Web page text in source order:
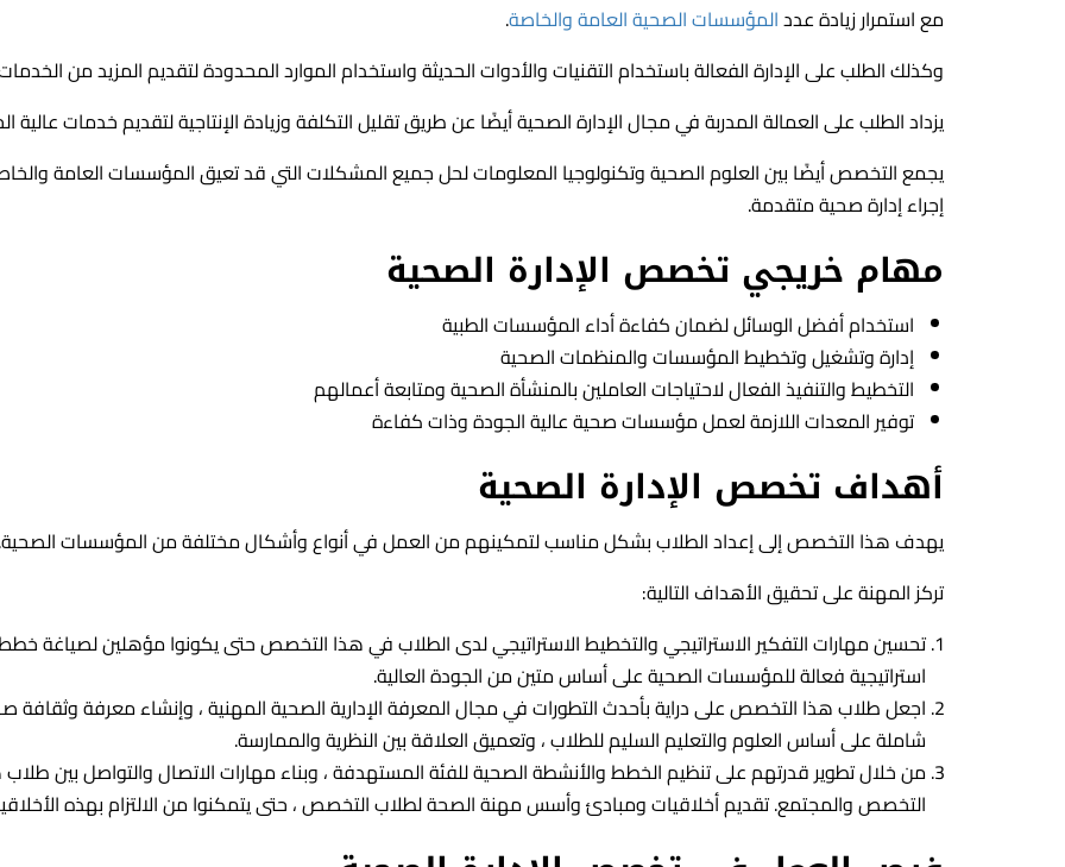
مع استمرار زيادة عددالمؤسسات الصحية العامة والخاصة.
وكذلك الطلب على الإدارة الفعالة باستخدام التقنيات والأدوات الحديثة واستخدام الموارد المحدودة لتقديم المزيد من
يزداد الطلب على العمالة المدربة في مجال الإدارة الصحية أيضًا عن طريق تقليل التكلفة وزيادة الإنتاجية لتقديم خدمات عالية
يجمع التخصص أيضًا بين العلوم الصحية وتكنولوجيا المعلومات لحل جميع المشكلات التي قد تعيق المؤسسات العامة
إجراء إدارة صحية متقدمة.
مهام خريجي تخصص الإدارة الصحية
استخدام أفضل الوسائل لضمان كفاءة أداء المؤسسات الطبية
إدارة وتشغيل وتخطيط المؤسسات والمنظمات الصحية
التخطيط والتنفيذ الفعال لاحتياجات العاملين بالمنشأة الصحية ومتابعة أعمالهم
توفير المعدات اللازمة لعمل مؤسسات صحية عالية الجودة وذات كفاءة
أهداف تخصص الإدارة الصحية
يهدف هذا التخصص إلى إعداد الطلاب بشكل مناسب لتمكينهم من العمل في أنواع وأشكال مختلفة من المؤسسات
تركز المهنة على تحقيق الأهداف التالية:
تحسين مهارات التفكير الاستراتيجي والتخطيط الاستراتيجي لدى الطلاب في هذا التخصص حتى يكونوا مؤهلين لصياغة
استراتيجية فعالة للمؤسسات الصحية على أساس متين من الجودة العالية.
اجعل طلاب هذا التخصص على دراية بأحدث التطورات في مجال المعرفة الإدارية الصحية المهنية ، وإنشاء معرفة وثقافة
شاملة على أساس العلوم والتعليم السليم للطلاب ، وتعميق العلاقة بين النظرية والممارسة.
من خلال تطوير قدرتهم على تنظيم الخطط والأنشطة الصحية للفئة المستهدفة ، وبناء مهارات الاتصال والتواصل بين
التخصص والمجتمع. تقديم أخلاقيات ومبادئ وأسس مهنة الصحة لطلاب التخصص ، حتى يتمكنوا من الالتزام بهذه